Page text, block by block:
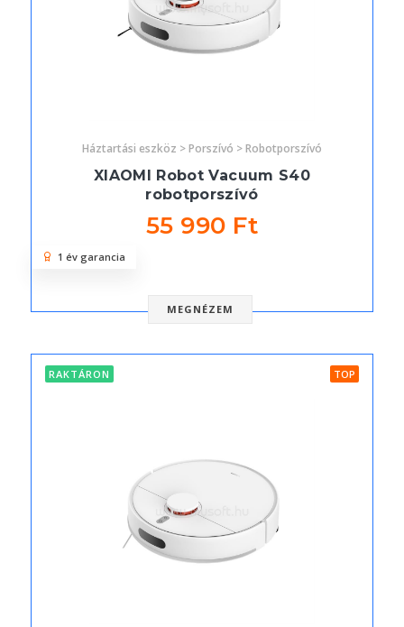
Háztartási eszköz > Porszívó > Robotporszívó
XIAOMI Robot Vacuum S40
robotporszívó
55 990 Ft
MEGNÉZEM
1 év garancia
RAKTÁRON TOP